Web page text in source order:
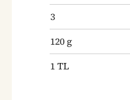
3
120 g
1TL